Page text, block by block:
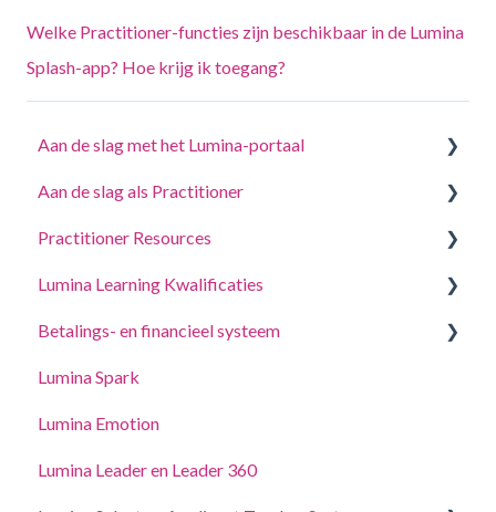
Welke Practitioner-functies zijn beschikbaar in de Lumina
Splash-app? Hoe krijg ik toegang?
Aan de slag met het Lumina-portaal
Beantwoord een vragenlijst of voltooi een taak
Log in op uw account
Jouw Portretten
Accountinstellingen wijzigen
Aan de slag als Practitioner
Een project aanmaken, deelnemers uitnodigen en
Practitioner Resources
Coaching- en workshopgidsen
Lumina Learning Kwalificaties
Online Leerportaal (LLXP)
Betalings- en financieel systeem
Punten kopen en transacties bekijken
Lumina Spark
Lumina Emotion
Lumina Leader en Leader 360